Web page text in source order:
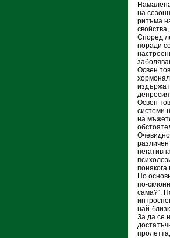
на
ритъма
Според
поради
Освен
Освен
системи
на
понякога
Но
по-
сама?“.
най-
За да се